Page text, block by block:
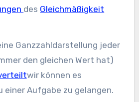
des Gleichmäßigkeit
Ganzzahldarstellung jeder
den gleichen Wert hat)
wir können es
einer Aufgabe zu gelangen.